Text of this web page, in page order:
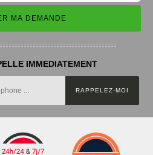
IMMEDIATEMENT